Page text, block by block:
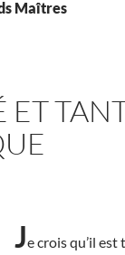
Maîtres
ET
Je crois qu’il